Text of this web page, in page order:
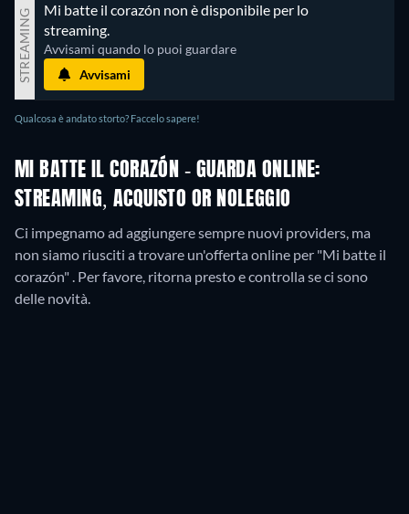
STREAMING
Mi batte il corazón non è disponibile per lo
streaming.
Avvisami quando lo puoi guardare
Avvisami
Qualcosa è andato storto? Faccelo sapere!
MI BATTE IL CORAZÓN - GUARDA ONLINE:
STREAMING, ACQUISTO OR NOLEGGIO
Ci impegnamo ad aggiungere sempre nuovi providers, ma
non siamo riusciti a trovare un'offerta online per "Mi batte il
corazón" . Per favore, ritorna presto e controlla se ci sono
delle novità.